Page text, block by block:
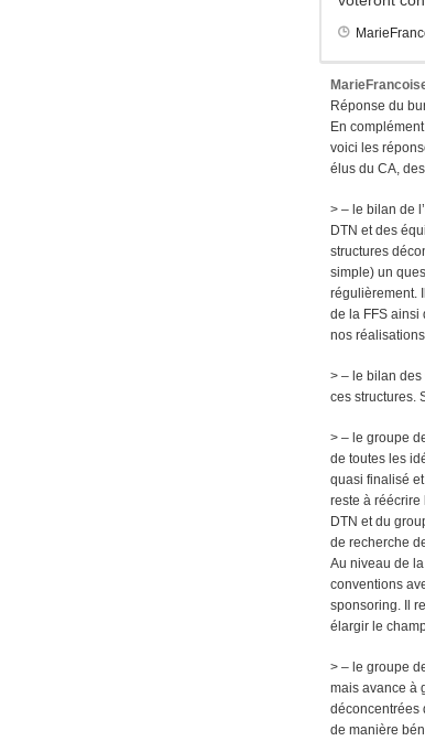
Réponse du
En
voici les
élus du CA,
> – le bilan de
DTN et des
structures
simple) un
régulièrement.
de la FFS ainsi
nos
> – le bilan
ces structures.
> – le groupe
de toutes les
quasi finalisé et
reste à réécrire
DTN et du
de recherche
Au niveau de
conventions
sponsoring. Il
élargir le
> – le groupe
mais avance à
déconcentrées
de manière